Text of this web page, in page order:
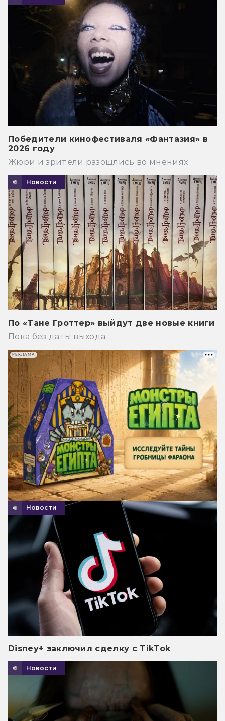
Победители кинофестиваля «Фантазия» в
2026 году
Жюри и зрители разошлись во мнениях
Новости
По «Тане Гроттер» выйдут две новые книги
Пока без даты выхода.
Новости
Disney+ заключил сделку с TikTok
Новости
РЕКЛАМА